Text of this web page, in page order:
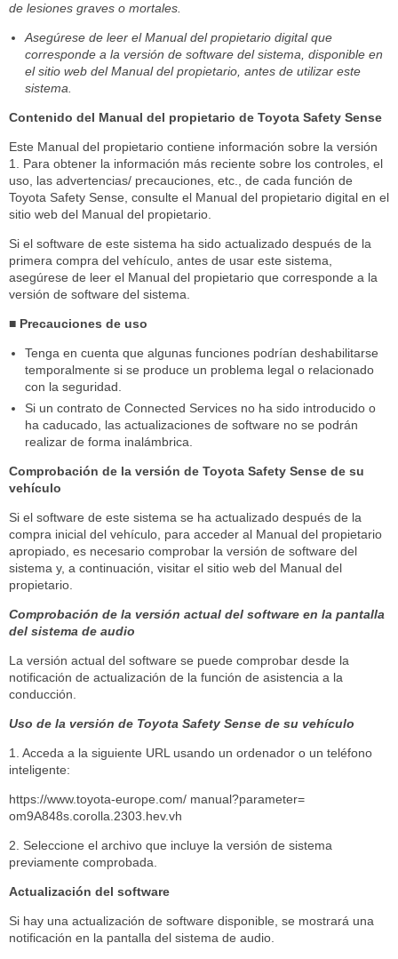
de lesiones graves o mortales.
Asegúrese de leer el Manual del propietario digital que
corresponde a la versión de software del sistema, disponible en
el sitio web del Manual del propietario, antes de utilizar este
sistema.
Contenido del Manual del propietario de Toyota Safety Sense
Este Manual del propietario contiene información sobre la versión
1. Para obtener la información más reciente sobre los controles, el
uso, las advertencias/ precauciones, etc., de cada función de
Toyota Safety Sense, consulte el Manual del propietario digital en el
sitio web del Manual del propietario.
Si el software de este sistema ha sido actualizado después de la
primera compra del vehículo, antes de usar este sistema,
asegúrese de leer el Manual del propietario que corresponde a la
versión de software del sistema.
■ Precauciones de uso
Tenga en cuenta que algunas funciones podrían deshabilitarse
temporalmente si se produce un problema legal o relacionado
con la seguridad.
Si un contrato de Connected Services no ha sido introducido o
ha caducado, las actualizaciones de software no se podrán
realizar de forma inalámbrica.
Comprobación de la versión de Toyota Safety Sense de su
vehículo
Si el software de este sistema se ha actualizado después de la
compra inicial del vehículo, para acceder al Manual del propietario
apropiado, es necesario comprobar la versión de software del
sistema y, a continuación, visitar el sitio web del Manual del
propietario.
Comprobación de la versión actual del software en la pantalla
del sistema de audio
La versión actual del software se puede comprobar desde la
notificación de actualización de la función de asistencia a la
conducción.
Uso de la versión de Toyota Safety Sense de su vehículo
1. Acceda a la siguiente URL usando un ordenador o un teléfono
inteligente:
https://www.toyota-europe.com/ manual?parameter=
om9A848s.corolla.2303.hev.vh
2. Seleccione el archivo que incluye la versión de sistema
previamente comprobada.
Actualización del software
Si hay una actualización de software disponible, se mostrará una
notificación en la pantalla del sistema de audio.